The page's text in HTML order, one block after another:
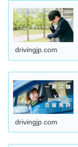
drivingjp.com
drivingjp.com